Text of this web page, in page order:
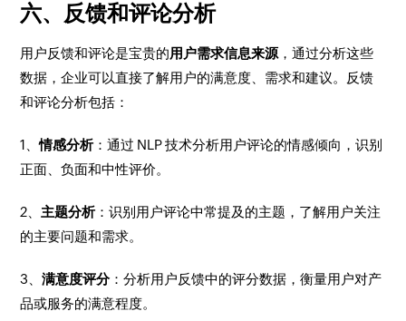
六、反馈和评论分析
用户反馈和评论是宝贵的用户需求信息来源 ，通过分析这些
数据，企业可以直接了解用户的满意度、需求和建议。反馈
和评论分析包括：
1、情感分析：通过 NLP 技术分析用户评论的情感倾向，识别
正面、负面和中性评价。
2、 主题分析：识别用户评论中常提及的主题，了解用户关注
的主要问题和需求。
3、满意度评分：分析用户反馈中的评分数据，衡量用户对产
品或服务的满意程度。